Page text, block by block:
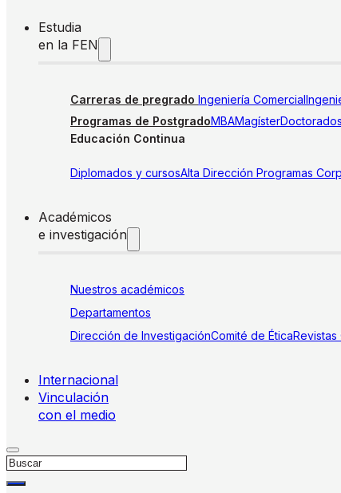
Estudia
en la FEN
Carreras de pregrado Ingeniería Comercial
Programas de PostgradoMBAMagísterDoctorados
Educación Continua
Diplomados y cursosAlta Dirección Programas
Académicos
e investigación
Nuestros académicos
Departamentos
Dirección de InvestigaciónComité de ÉticaRevistas
Internacional
Vinculación
con el medio
Buscar